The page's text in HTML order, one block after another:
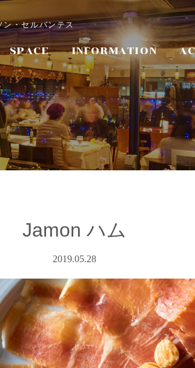
・セルバンテス
SPACE INFORMATION
Jamon ハム
2019.05.28